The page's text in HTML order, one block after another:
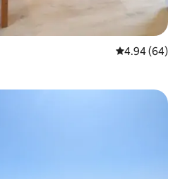
レビュー64件
4.94 (64)